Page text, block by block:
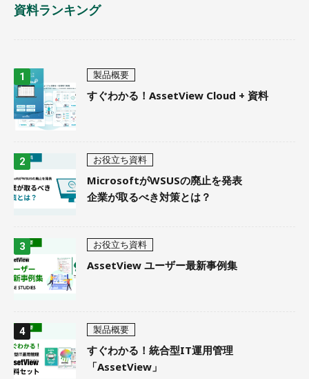
資料ランキング
製品概要
すぐわかる！AssetView Cloud + 資料
お役立ち資料
MicrosoftがWSUSの廃止を発表
企業が取るべき対策とは？
お役立ち資料
AssetView ユーザー最新事例集
製品概要
すぐわかる！統合型IT運用管理
「AssetView」